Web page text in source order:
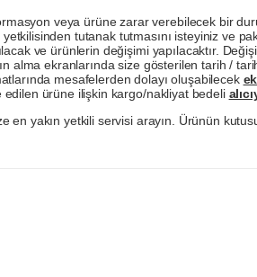
veya ürüne zarar verebilecek bir
tutanak tutmasını isteyiniz ve
ve ürünlerin değişimi yapılacaktır.
alma ekranlarında size gösterilen tarih /
mesafelerden dolayı oluşabilecek
edilen ürüne ilişkin kargo/nakliyat bedeli
en yakın yetkili servisi arayın. Ürünün